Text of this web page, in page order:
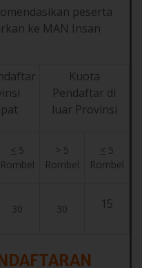
peserta
ke MAN Insan
Kuota
Pendaftar di
luar Provinsi
< 5
Rombel
> 5
Rombel
< 5
Rombel
30 30 15